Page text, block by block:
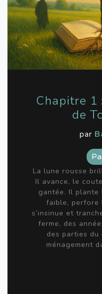
Chapitre 1
de
par
La lune rousse
Il avance, le
gantée. Il
faible, perfore
s’insinue et
ferme, des
des parties
ménagement